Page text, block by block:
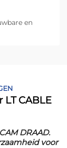
en
CABLE
DRAAD.
voor